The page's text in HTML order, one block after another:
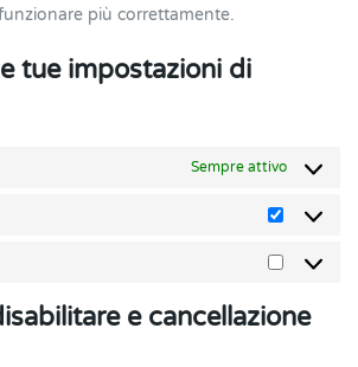
più correttamente.
tue impostazioni di
Sempre attivo
e cancellazione